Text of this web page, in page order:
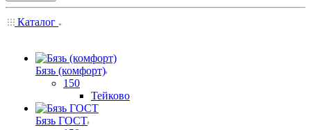
Каталог
Бязь (комфорт)
150
Тейково
Бязь ГОСТ